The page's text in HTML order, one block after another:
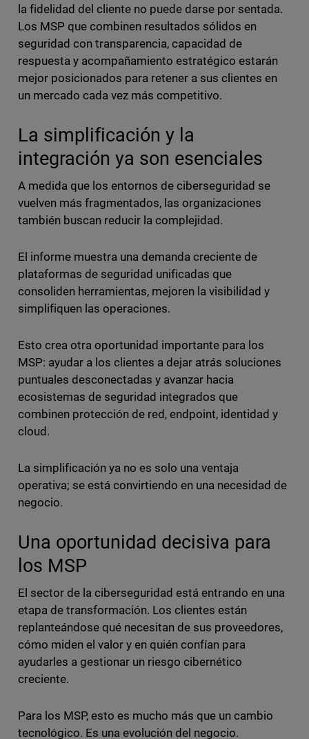
la fidelidad del cliente no puede darse por sentada.
Los MSP que combinen resultados sólidos en
seguridad con transparencia, capacidad de
respuesta y acompañamiento estratégico estarán
mejor posicionados para retener a sus clientes en
un mercado cada vez más competitivo.
La simplificación y la
integración ya son esenciales
A medida que los entornos de ciberseguridad se
vuelven más fragmentados, las organizaciones
también buscan reducir la complejidad.
El informe muestra una demanda creciente de
plataformas de seguridad unificadas que
consoliden herramientas, mejoren la visibilidad y
simplifiquen las operaciones.
Esto crea otra oportunidad importante para los
MSP: ayudar a los clientes a dejar atrás soluciones
puntuales desconectadas y avanzar hacia
ecosistemas de seguridad integrados que
combinen protección de red, endpoint, identidad y
cloud.
La simplificación ya no es solo una ventaja
operativa; se está convirtiendo en una necesidad de
negocio.
Una oportunidad decisiva para
los MSP
El sector de la ciberseguridad está entrando en una
etapa de transformación. Los clientes están
replanteándose qué necesitan de sus proveedores,
cómo miden el valor y en quién confían para
ayudarles a gestionar un riesgo cibernético
creciente.
Para los MSP, esto es mucho más que un cambio
tecnológico. Es una evolución del negocio.